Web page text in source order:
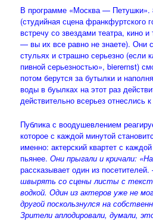
В программе «Москва — Петушки».
(студийная сцена франкфуртского
встречу со звездами театра, кино
— вы их все равно не знаете). Они
стульях и страшно серьезно (если
пивной серьезностью», bierernst)
потом берутся за бутылки и
воды в буылках на этот раз
действительно всерьез отнеслись
Публика с воодушевлением
которое с каждой минутой
именно: актерский квартет с
пьянее.Они прыгали и кричали:
рассказывает один из
швырять со сцены листы с
водкой. Один из актеров уже не
другой поскользнулся на
Зрители аплодировали, думали,